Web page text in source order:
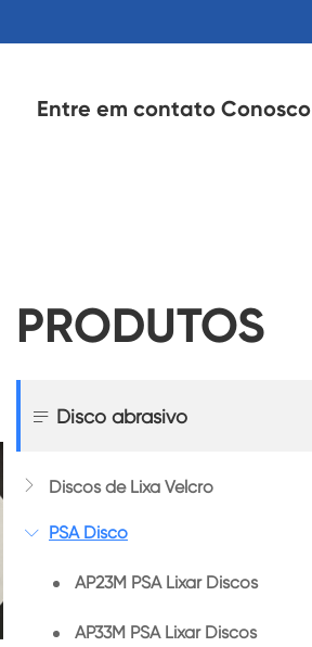
Entre em contato Conosco
PRODUTOS
 Disco abrasivo
 Discos de Lixa Velcro
 PSA Disco
AP23M PSA Lixar Discos
AP33M PSA Lixar Discos